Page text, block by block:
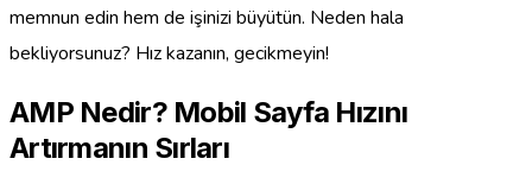
memnun edin hem de işinizi büyütün. Neden hala
bekliyorsunuz? Hız kazanın, gecikmeyin!
AMP Nedir? Mobil Sayfa Hızını
Artırmanın Sırları